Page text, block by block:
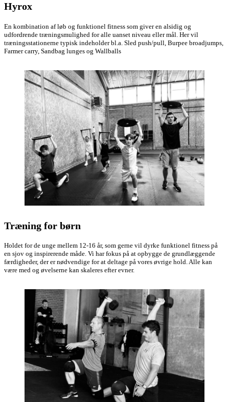
Hyrox
En kombination af løb og funktionel fitness som giver en alsidig og
udfordrende træningsmulighed for alle uanset niveau eller mål. Her vil
træningsstationerne typisk indeholder bl.a. Sled push/pull, Burpee broadjumps,
Farmer carry, Sandbag lunges og Wallballs
Træning for børn
Holdet for de unge mellem 12-16 år, som gerne vil dyrke funktionel fitness på
en sjov og inspirerende måde. Vi har fokus på at opbygge de grundlæggende
færdigheder, der er nødvendige for at deltage på vores øvrige hold. Alle kan
være med og øvelserne kan skaleres efter evner.